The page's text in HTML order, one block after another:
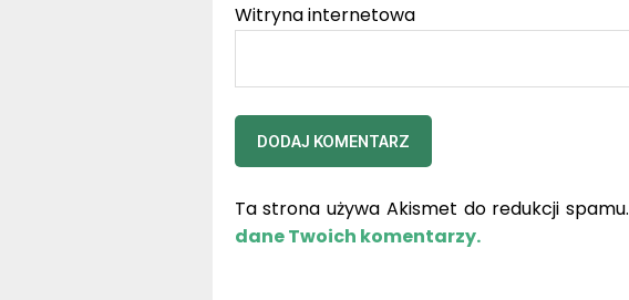
Witryna internetowa
Ta strona używa Akismet do redukcji spamu.
dane Twoich komentarzy.